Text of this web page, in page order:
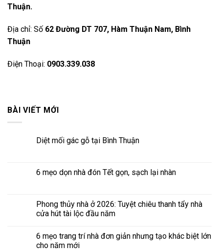
Thuận.
Địa chỉ: Số 62 Đường DT 707, Hàm Thuận Nam, Bình
Thuận
Điện Thoại: 0903.339.038
BÀI VIẾT MỚI
Diệt mối gác gỗ tại Bình Thuận
6 mẹo dọn nhà đón Tết gọn, sạch lại nhàn
Phong thủy nhà ở 2026: Tuyệt chiêu thanh tẩy nhà
cửa hút tài lộc đầu năm
6 mẹo trang trí nhà đơn giản nhưng tạo khác biệt lớn
cho năm mới